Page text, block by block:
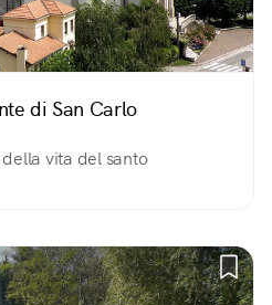
di San Carlo
vita del santo